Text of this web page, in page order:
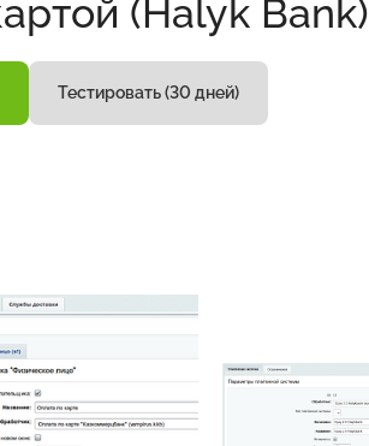
(Halyk Bank)
Тестировать (30 дней)